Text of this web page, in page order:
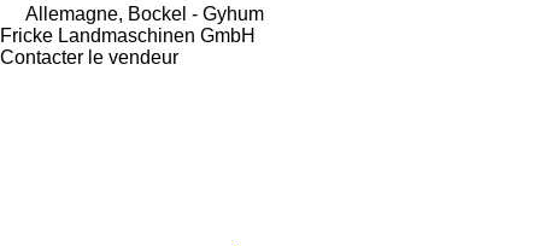
Allemagne, Bockel - Gyhum
Fricke Landmaschinen GmbH
Contacter le vendeur